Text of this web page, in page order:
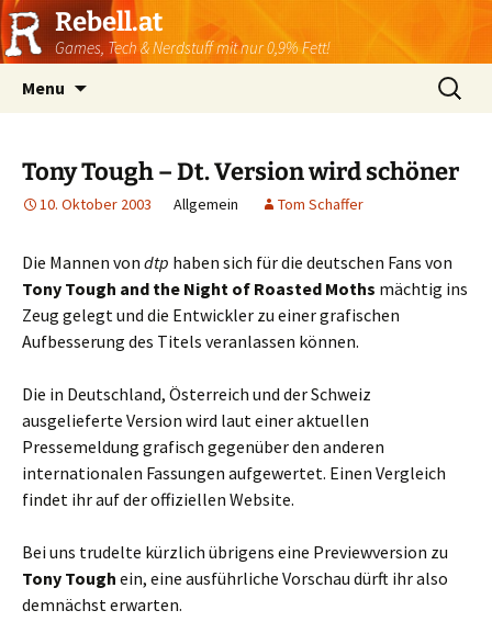
Rebell.at
Games, Tech & Nerdstuff mit nur 0,9% Fett!
Menu
Suchen
nach:
Tony Tough – Dt. Version wird schöner
10. Oktober 2003 Allgemein Tom Schaffer
Die Mannen von dtp haben sich für die deutschen Fans von
Tony Tough and the Night of Roasted Moths mächtig ins
Zeug gelegt und die Entwickler zu einer grafischen
Aufbesserung des Titels veranlassen können.
Die in Deutschland, Österreich und der Schweiz
ausgelieferte Version wird laut einer aktuellen
Pressemeldung grafisch gegenüber den anderen
internationalen Fassungen aufgewertet. Einen Vergleich
findet ihr auf der offiziellen Website.
Bei uns trudelte kürzlich übrigens eine Previewversion zu
Tony Tough ein, eine ausführliche Vorschau dürft ihr also
demnächst erwarten.